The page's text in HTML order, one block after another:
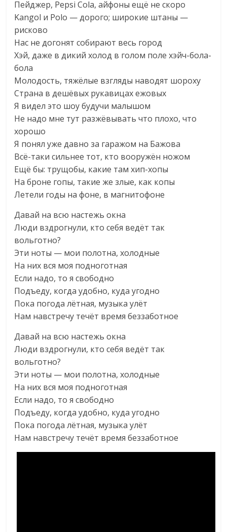
Пейджер, Pepsi Cola, айфоны ещё не скоро
Kangol и Polo — дорого; широкие штаны —
рисково
Нас не догонят собирают весь город
Хэй, даже в дикий холод в голом поле хэйч-бола-
бола
Молодость, тяжёлые взгляды наводят шороху
Страна в дешёвых рукавицах ежовых
Я видел это шоу будучи малышом
Не надо мне тут разжёвывать что плохо, что
хорошо
Я понял уже давно за гаражом на Бажова
Всё-таки сильнее тот, кто вооружён ножом
Ещё бы: трущобы, какие там хип-хопы
На броне гопы, такие же злые, как копы
Летели годы на фоне, в магнитофоне
Давай на всю настежь окна
Люди вздрогнули, кто себя ведёт так
вольготно?
Эти ноты — мои полотна, холодные
На них вся моя подноготная
Если надо, то я свободно
Подъеду, когда удобно, куда угодно
Пока погода лётная, музыка улёт
Нам навстречу течёт время беззаботное
Давай на всю настежь окна
Люди вздрогнули, кто себя ведёт так
вольготно?
Эти ноты — мои полотна, холодные
На них вся моя подноготная
Если надо, то я свободно
Подъеду, когда удобно, куда угодно
Пока погода лётная, музыка улёт
Нам навстречу течёт время беззаботное